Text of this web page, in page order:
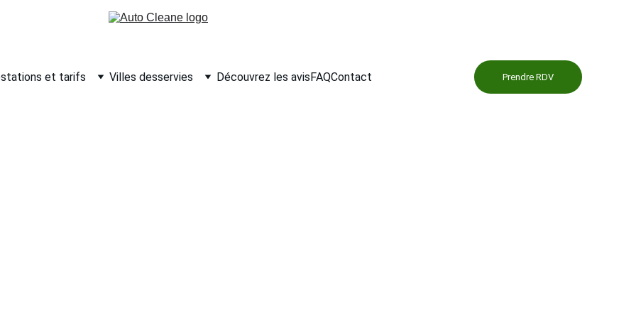
et tarifs Villes desservies Découvrez les avisFAQContact Prendre RDV